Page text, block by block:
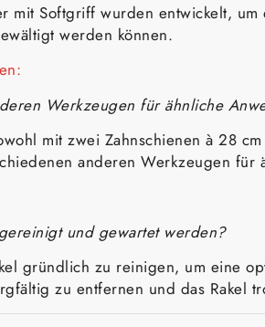
Softgriff wurden entwickelt,
werden können.
Werkzeugen für ähnliche
mit zwei Zahnschienen à 28
anderen Werkzeugen für
und gewartet werden?
gründlich zu reinigen, um eine
zu entfernen und das Rakel